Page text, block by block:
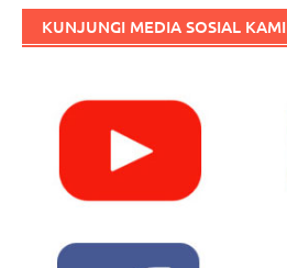
KUNJUNGI MEDIA SOSIAL KAMI